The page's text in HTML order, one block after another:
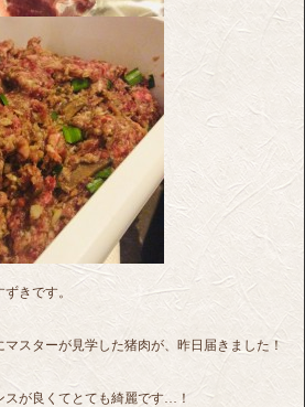
きです。
スターが見学した猪肉が、昨日届きました！
が良くてとても綺麗です…！